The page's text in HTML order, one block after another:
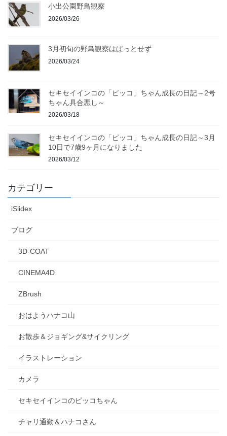
小出公園野鳥観察
2026/03/26
3月初旬の野鳥観察はぱっとせず
2026/03/24
セキセイインコの「ピッコ」ちゃん成長の日記～2号
ちゃん具合悪し～
2026/03/18
セキセイインコの「ピッコ」ちゃん成長の日記～3月
10日で7歳9ヶ月になりました
2026/03/12
カテゴリー
iSlidex
ブログ
3D-COAT
CINEMA4D
ZBrush
おはようハナコ山
お散歩＆ジョギング&サイクリング
イラストレーション
カメラ
セキセイインコのピッコちゃん
チャリ通勤＆ハナコさん